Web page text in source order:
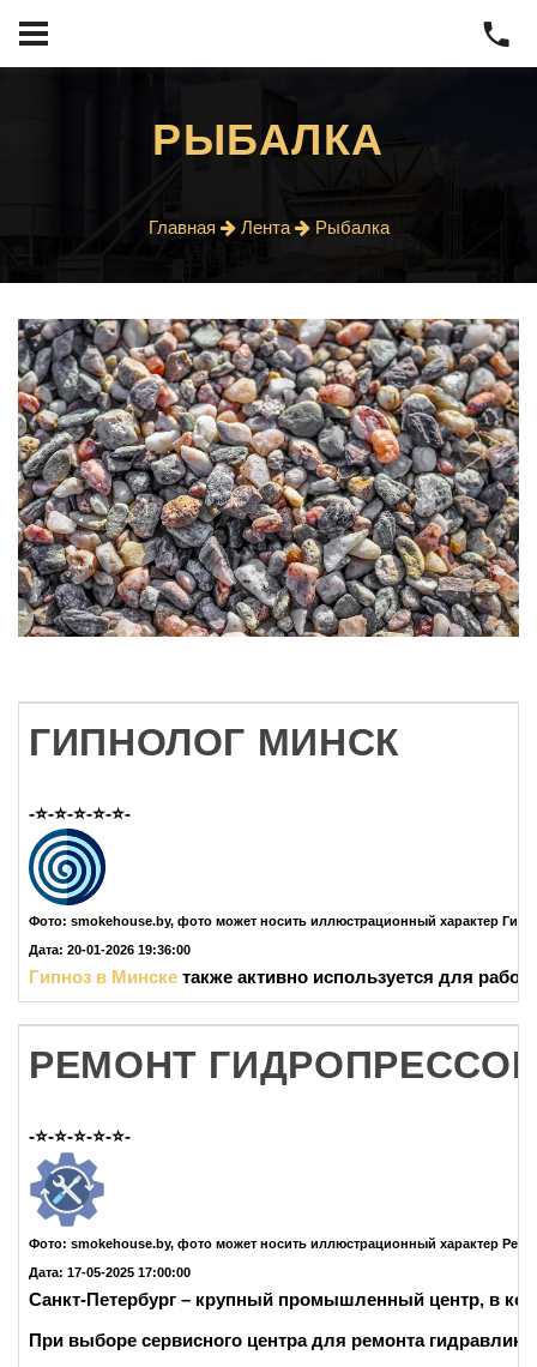
РЫБАЛКА
Главная Лента Рыбалка
ГИПНОЛОГ МИНСК
-⭐-⭐-⭐-⭐-⭐-
Фото: smokehouse.by, фото может носить иллюстрационный характер
Дата: 20-01-2026 19:36:00
Гипноз в Минске также активно используется для
РЕМОНТ
-⭐-⭐-⭐-⭐-⭐-
Фото: smokehouse.by, фото может носить иллюстрационный характер
Дата: 17-05-2025 17:00:00
Санкт-Петербург – крупный промышленный центр, в
При выборе сервисного центра для ремонта